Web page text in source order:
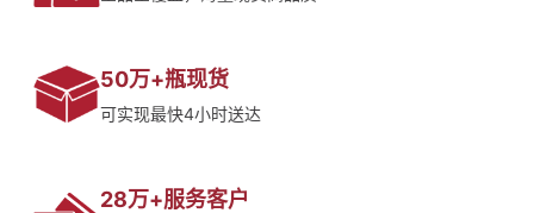
50万+瓶现货
可实现最快4小时送达
28万+服务客户